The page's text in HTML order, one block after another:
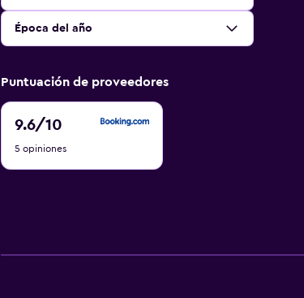
Época del año
Puntuación de proveedores
9.6/10
9.6
10
5 opiniones